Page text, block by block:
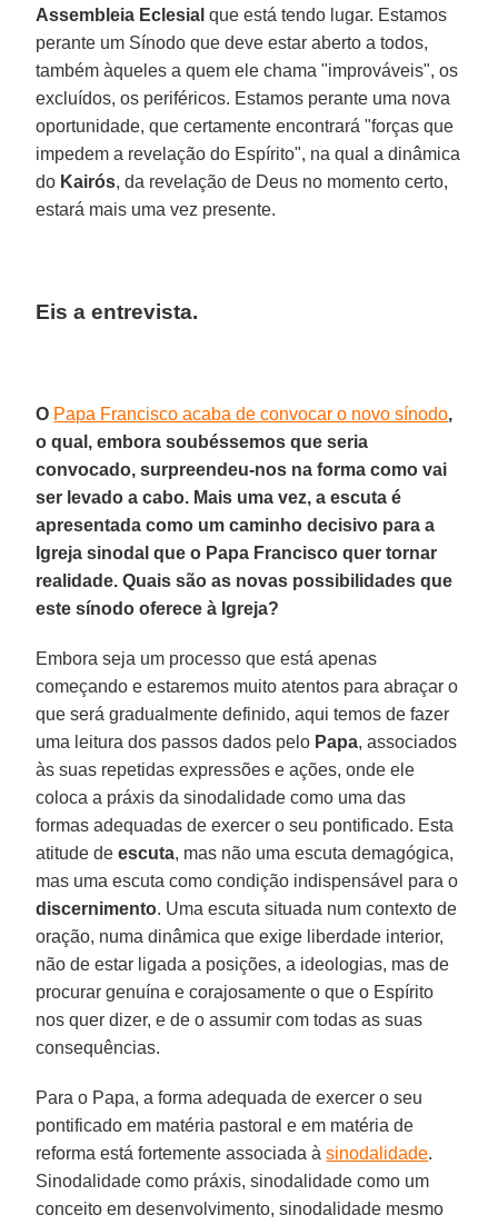
Assembleia Eclesial que está tendo lugar. Estamos
perante um Sínodo que deve estar aberto a todos,
também àqueles a quem ele chama "improváveis", os
excluídos, os periféricos. Estamos perante uma nova
oportunidade, que certamente encontrará "forças que
impedem a revelação do Espírito", na qual a dinâmica
do Kairós, da revelação de Deus no momento certo,
estará mais uma vez presente.
Eis a entrevista.
O Papa Francisco acaba de convocar o novo sínodo,
o qual, embora soubéssemos que seria
convocado, surpreendeu-nos na forma como vai
ser levado a cabo. Mais uma vez, a escuta é
apresentada como um caminho decisivo para a
Igreja sinodal que o Papa Francisco quer tornar
realidade. Quais são as novas possibilidades que
este sínodo oferece à Igreja?
Embora seja um processo que está apenas
começando e estaremos muito atentos para abraçar o
que será gradualmente definido, aqui temos de fazer
uma leitura dos passos dados pelo Papa, associados
às suas repetidas expressões e ações, onde ele
coloca a práxis da sinodalidade como uma das
formas adequadas de exercer o seu pontificado. Esta
atitude deescuta, mas não uma escuta demagógica,
mas uma escuta como condição indispensável para o
discernimento. Uma escuta situada num contexto de
oração, numa dinâmica que exige liberdade interior,
não de estar ligada a posições, a ideologias, mas de
procurar genuína e corajosamente o que o Espírito
nos quer dizer, e de o assumir com todas as suas
consequências.
Para o Papa, a forma adequada de exercer o seu
pontificado em matéria pastoral e em matéria de
reforma está fortemente associada àsinodalidade.
Sinodalidade como práxis, sinodalidade como um
conceito em desenvolvimento, sinodalidade mesmo